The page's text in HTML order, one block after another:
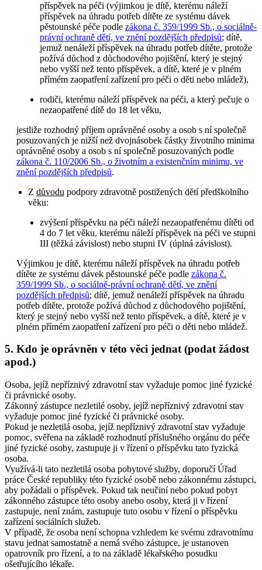
příspěvek na péči (výjimkou je dítě, kterému náleží
příspěvek na úhradu potřeb dítěte ze systému dávek
pěstounské péče podlezákona č. 359/1999 Sb., o sociálně-
právní ochraně dětí, ve znění pozdějších předpisů; dítě,
jemuž nenáleží příspěvek na úhradu potřeb dítěte, protože
požívá důchod z důchodového pojištění, který je stejný
nebo vyšší než tento příspěvek, a dítě, které je v plném
přímém zaopatření zařízení pro péči o děti nebo mládež),
rodiči, kterému náleží příspěvek na péči, a který pečuje o
nezaopatřené dítě do 18 let věku,
jestliže rozhodný příjem oprávněné osoby a osob s ní společně
posuzovaných je nižší než dvojnásobek částky životního minima
oprávněné osoby a osob s ní společně posuzovaných podle
zákona č. 110/2006 Sb., o životním a existenčním minimu, ve
znění pozdějších předpisů.
Z důvodu podpory zdravotně postižených dětí předškolního
věku:
zvýšení příspěvku na péči náleží nezaopatřenému dítěti od
4 do 7 let věku, kterému náleží příspěvek na péči ve stupni
III (těžká závislost) nebo stupni IV (úplná závislost).
Výjimkou je dítě, kterému náleží příspěvek na úhradu potřeb
dítěte ze systému dávek pěstounské péče podlezákona č.
359/1999 Sb., o sociálně-právní ochraně dětí, ve znění
pozdějších předpisů; dítě, jemuž nenáleží příspěvek na úhradu
potřeb dítěte, protože požívá důchod z důchodového pojištění,
který je stejný nebo vyšší než tento příspěvek, a dítě, které je v
plném přímém zaopatření zařízení pro péči o děti nebo mládež.
5. Kdo je oprávněn v této věci jednat (podat žádost
apod.)
Osoba, jejíž nepříznivý zdravotní stav vyžaduje pomoc jiné fyzické
či právnické osoby.
Zákonný zástupce nezletilé osoby, jejíž nepříznivý zdravotní stav
vyžaduje pomoc jiné fyzické či právnické osoby.
Pokud je nezletilá osoba, jejíž nepříznivý zdravotní stav vyžaduje
pomoc, svěřena na základě rozhodnutí příslušného orgánu do péče
jiné fyzické osoby, zastupuje ji v řízení o příspěvku tato fyzická
osoba.
Využívá-li tato nezletilá osoba pobytové služby, doporučí Úřad
práce České republiky této fyzické osobě nebo zákonnému zástupci,
aby požádali o příspěvek. Pokud tak neučiní nebo pokud pobyt
zákonného zástupce této osoby anebo osoby, která ji v řízení
zastupuje, není znám, zastupuje tuto osobu v řízení o příspěvku
zařízení sociálních služeb.
V případě, že osoba není schopna vzhledem ke svému zdravotnímu
stavu jednat samostatně a nemá svého zástupce, je ustanoven
opatrovník pro řízení, a to na základě lékařského posudku
ošetřujícího lékaře.